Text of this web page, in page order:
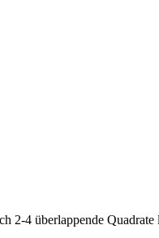
4 überlappende